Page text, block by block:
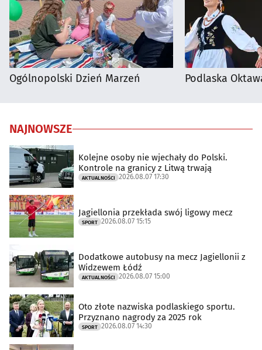
Ogólnopolski Dzień Marzeń Podlaska
NAJNOWSZE
Kolejne osoby nie wjechały do Polski.
Kontrole na granicy z Litwą trwają
AKTUALNOŚCI 2026.08.07 17:30
Jagiellonia przekłada swój ligowy mecz
SPORT 2026.08.07 15:15
Dodatkowe autobusy na mecz Jagiellonii z
Widzewem Łódź
AKTUALNOŚCI 2026.08.07 15:00
Oto złote nazwiska podlaskiego sportu.
Przyznano nagrody za 2025 rok
SPORT 2026.08.07 14:30